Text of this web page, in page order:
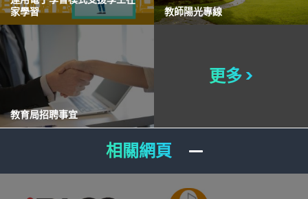
家學習
教師陽光專線
教育局招聘事宜
更多 >
相關網頁